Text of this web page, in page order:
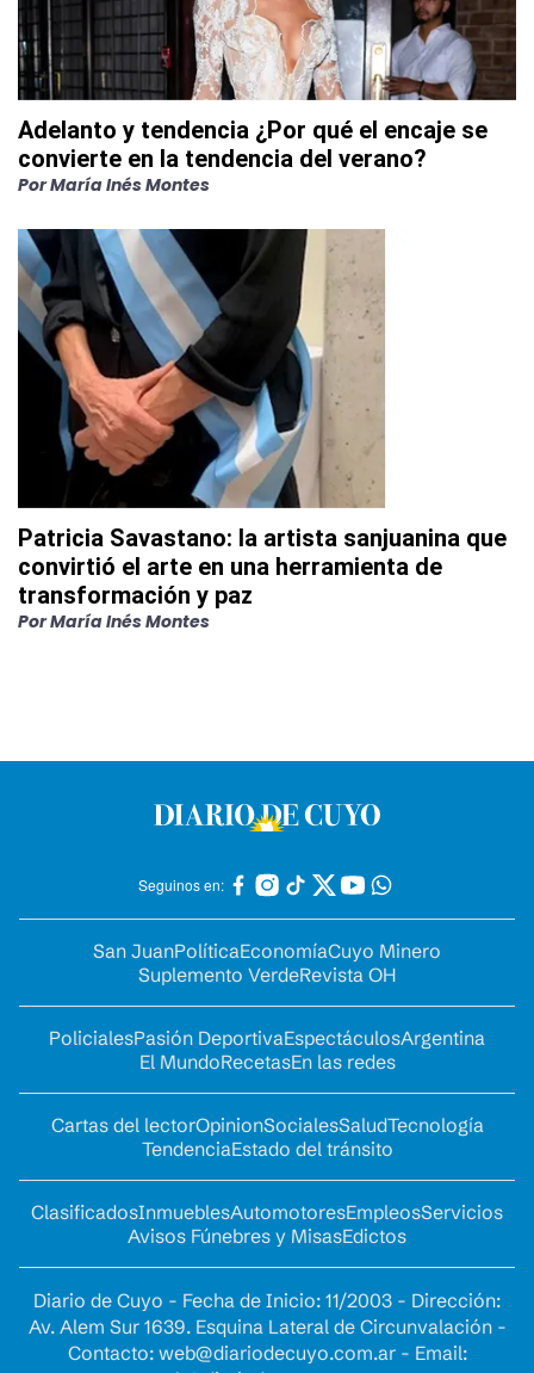
Adelanto y tendencia ¿Por qué el encaje se
convierte en la tendencia del verano?
PorMaría Inés Montes
Patricia Savastano: la artista sanjuanina que
convirtió el arte en una herramienta de
transformación y paz
PorMaría Inés Montes
Seguinos en:
San JuanPolíticaEconomíaCuyo Minero
Suplemento VerdeRevista OH
PolicialesPasión DeportivaEspectáculosArgentina
El MundoRecetasEn las redes
Cartas del lectorOpinionSocialesSaludTecnología
TendenciaEstado del tránsito
ClasificadosInmueblesAutomotoresEmpleosServicios
Avisos Fúnebres y MisasEdictos
Diario de Cuyo - Fecha de Inicio: 11/2003 - Dirección:
Av. Alem Sur 1639. Esquina Lateral de Circunvalación -
Contacto: web@diariodecuyo.com.ar- Email: